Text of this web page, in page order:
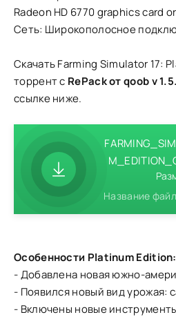
Radeon HD 6770 graphics card
Сеть: Широкополосное
Скачать Farming Simulator 17:
торрент с RePack от qoob v
ссылке ниже.
Особенности Platinum Edition:
- Добавлена новая южно-
- Появился новый вид урожая:
- Включены новые